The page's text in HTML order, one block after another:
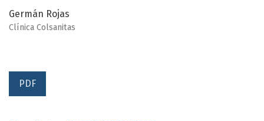
Germán Rojas
Clínica Colsanitas
PDF